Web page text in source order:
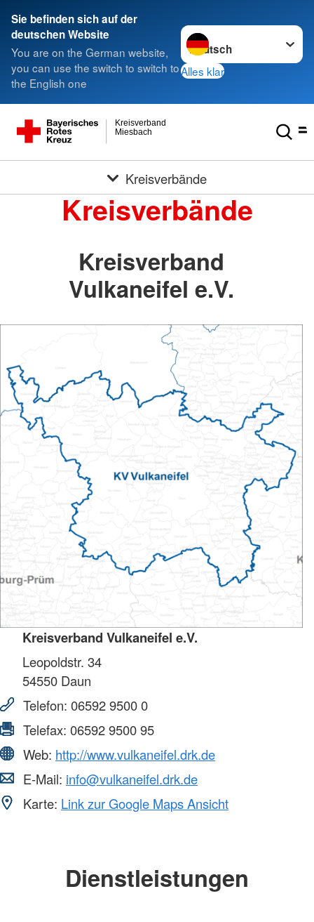
Sie befinden sich auf der
deutschen Website
You are on the German website,
you can use the switch to switch to
the English one
Sprache wechseln zu
Alles klar
Miesbach
Kreisverband
Kreisverbände
Kreisverbände
Kreisverband
Vulkaneifel e.V.
Kreisverband Vulkaneifel e.V.
Leopoldstr. 34
54550 Daun
Telefon: 06592 9500 0
Telefax: 06592 9500 95
Web: http://www.vulkaneifel.drk.de
E-Mail: info@vulkaneifel.drk.de
Karte: Link zur Google Maps Ansicht
Dienstleistungen